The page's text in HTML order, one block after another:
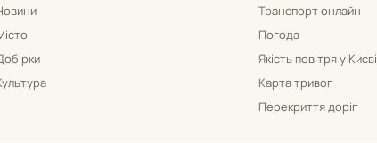
Транспорт онлайн
Погода
Якість повітря у Києві
Карта тривог
Перекриття доріг